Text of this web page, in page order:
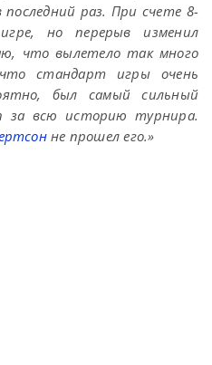
последний раз. При счете 8-
но перерыв изменил
что вылетело так много
стандарт игры очень
был самый сильный
за всю историю турнира.
не прошел его.»